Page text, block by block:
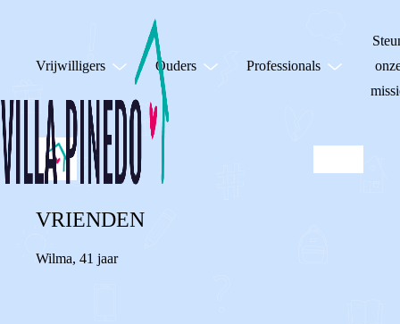
Vrijwilligers Ouders Professionals
VRIENDEN
Wilma, 41 jaar